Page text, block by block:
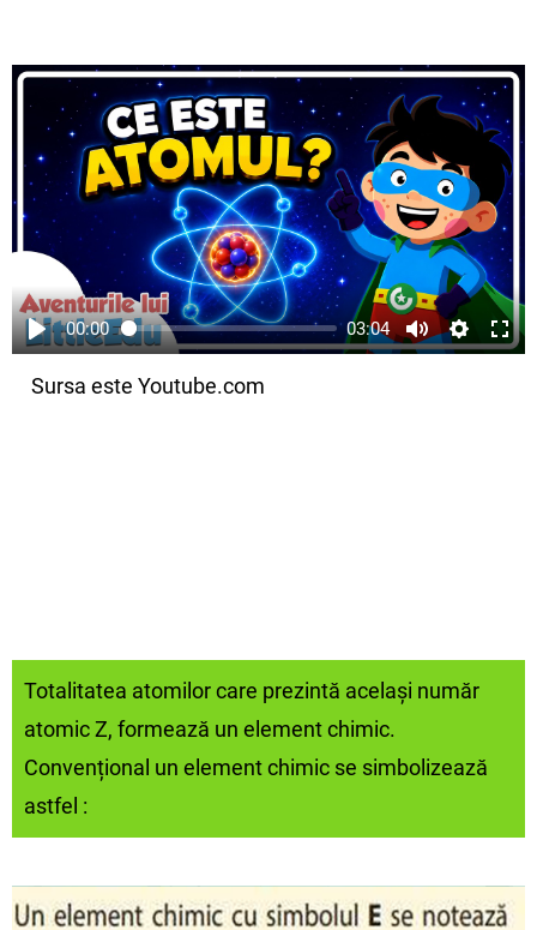
00:00 03:04
Sursa este Youtube.com
Totalitatea atomilor care prezintă același număr
atomic Z, formează un element chimic.
Convențional un element chimic se simbolizează
astfel :